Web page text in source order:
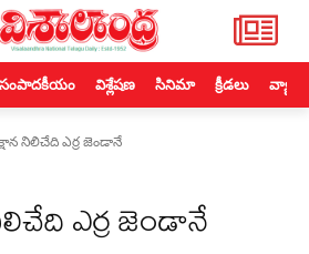
సంపాదకీయం విశ్లేషణ సినిమా క్రీడలు
నిలిచేది ఎర్ర జెండానే
ఎర్ర జెండానే